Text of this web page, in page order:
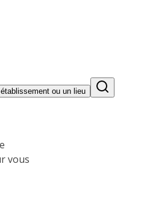
ou un lieu
vous